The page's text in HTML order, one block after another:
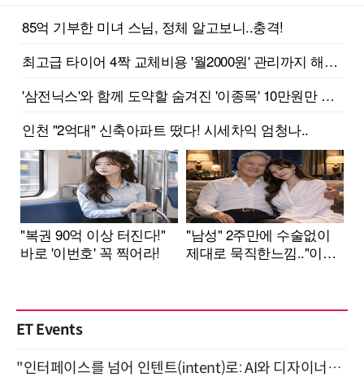
ET Events
"인터페이스를 넘어 인텐트(intent)로: AI와 디자이너가 함께 만드는 공존의 UX" 강남역 (9/2)